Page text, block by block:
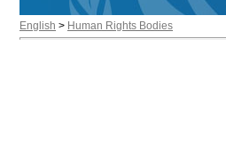
English > Human Rights Bodies